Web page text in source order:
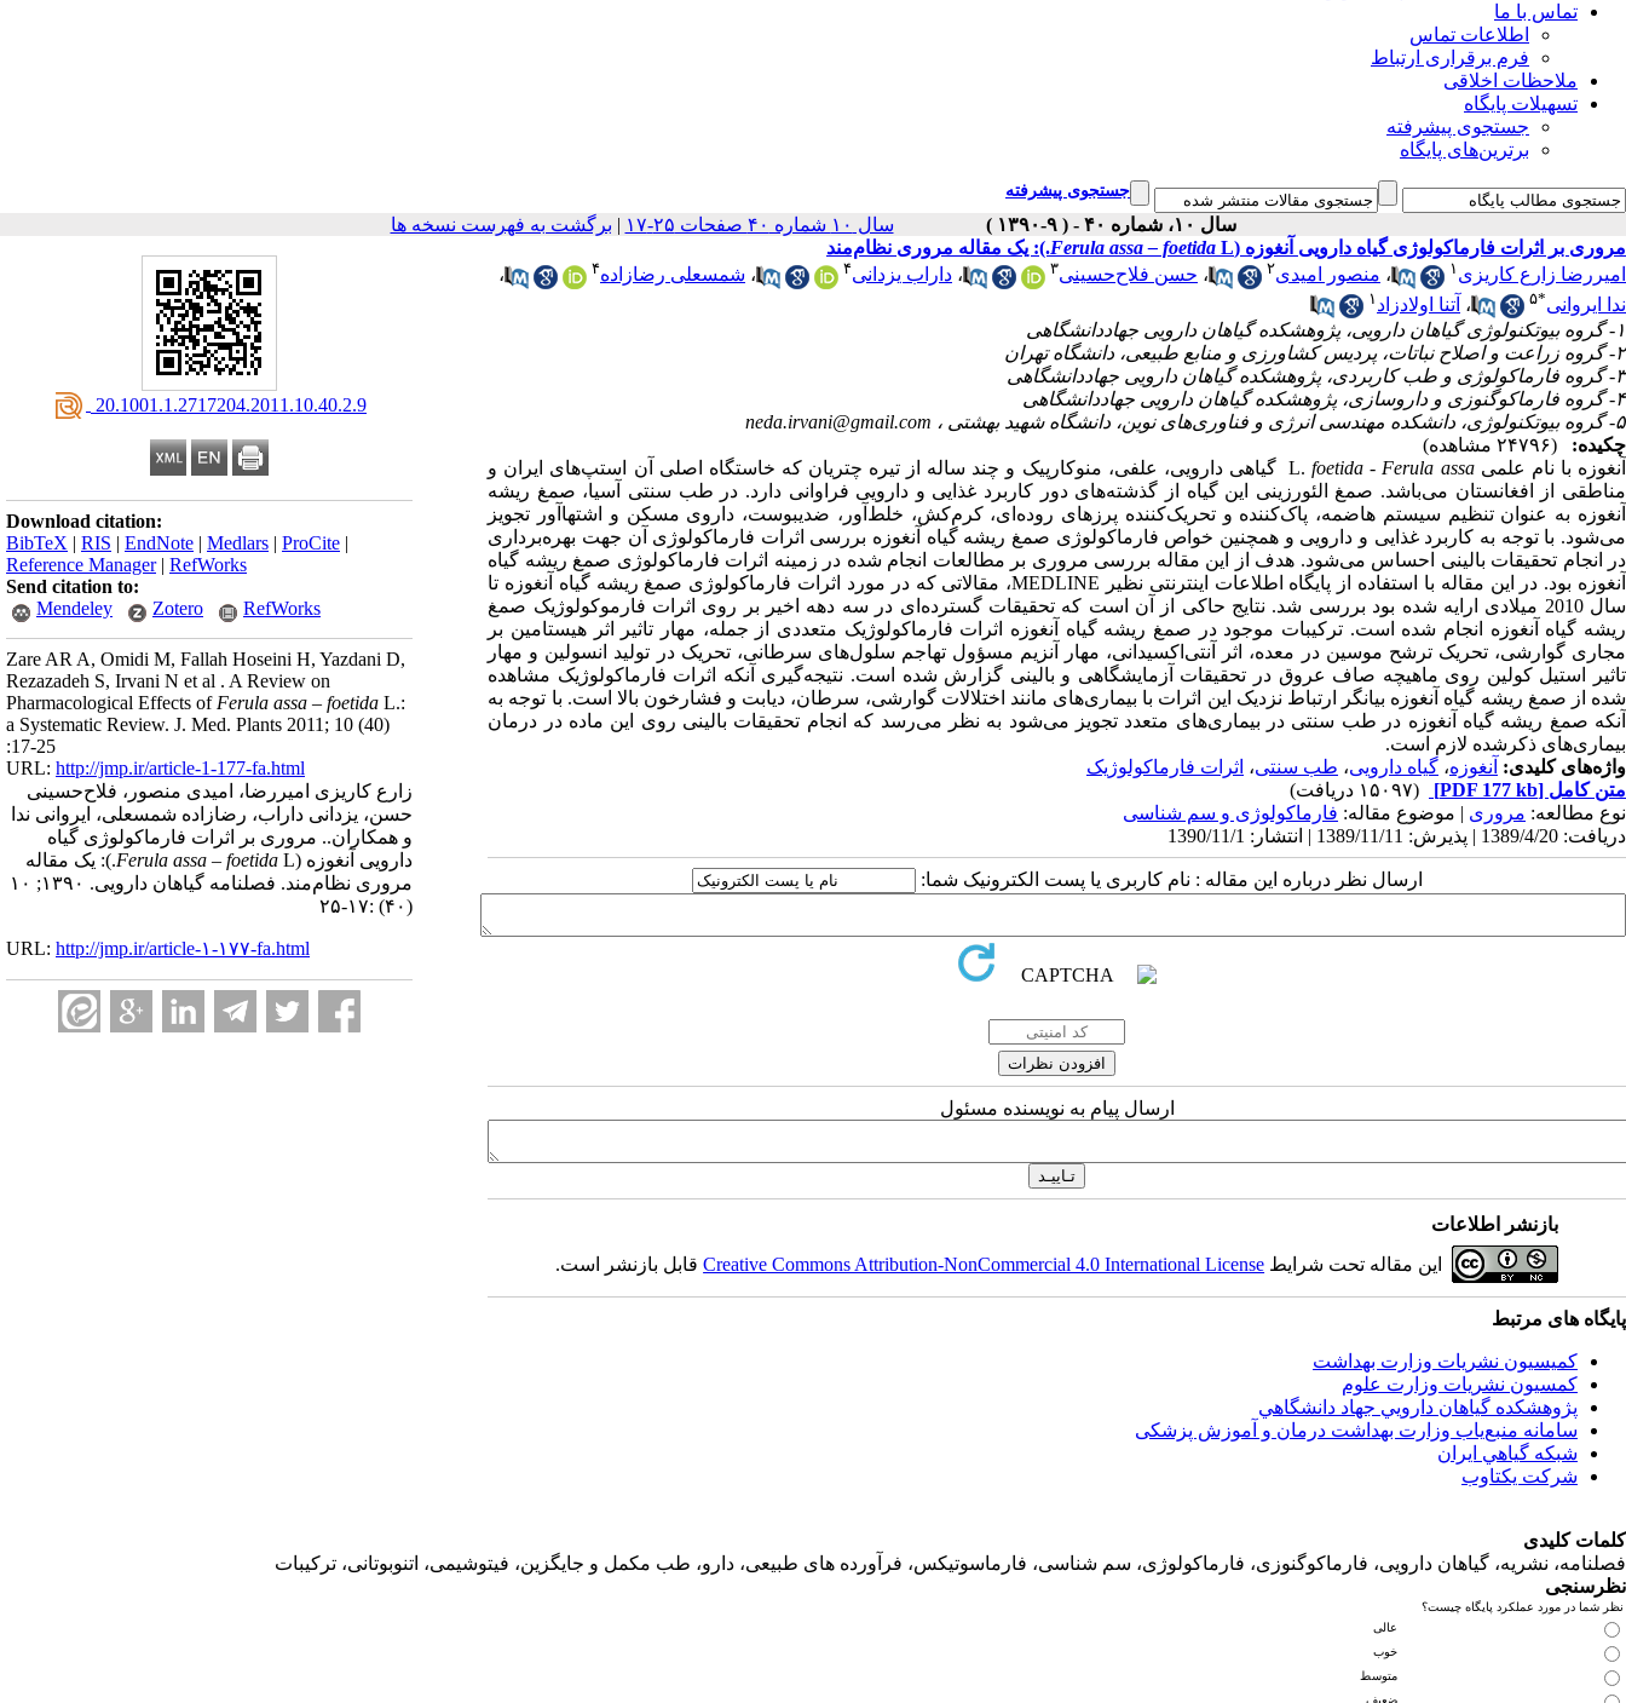
تماس با ما
اطلاعات تماس
فرم برقراری ارتباط
ملاحظات اخلاقی
تسهیلات پایگاه
جستجوی پیشرفته
برترین‌های پایگاه
جستجوی پیشرفته
سال ۱۰، شماره ۴۰ - ( ۹-۱۳۹۰ ) سال ۱۰ شماره ۴۰ صفحات ۲۵-۱۷ | برگشت به فهرست نسخه ها
‎ 20.1001.1.2717204.2011.10.40.2.9
Download citation:
BibTeX | RIS | EndNote | Medlars | ProCite |
Reference Manager| RefWorks
Send citation to:
Mendeley
Zotero RefWorks
Zare AR A, Omidi M, Fallah Hoseini H, Yazdani D,
Rezazadeh S, Irvani N et al . A Review on
Pharmacological Effects of Ferula assa – foetida L.:
a Systematic Review. J. Med. Plants 2011; 10 (40)
:17-25
URL: http://jmp.ir/article-1-177-fa.html
زارع کاریزی امیر‌رضا، امیدی منصور، فلاح‌حسینی
حسن، یزدانی داراب، رضازاده شمسعلی، ایروانی ندا
و همکاران.. مروری بر اثرات فارماکولوژی گیاه
دارویی آنغوزه (
Ferula assa – foetidaL.): یک مقاله
مروری نظام‌مند. فصلنامه گياهان دارویی. ۱۳۹۰; ۱۰
(۴۰) :۱۷-۲۵
URL: http://jmp.ir/article-۱-۱۷۷-fa.html
مروری بر اثرات فارماکولوژی گیاه دارویی آنغوزه ( Ferula assa – foetida L.): یک مقاله مروری نظام‌مند
امیر‌رضا زارع کاریزی ۱ ، منصور امیدی۲ ، حسن فلاح‌حسینی۳ ، داراب یزدانی۴ ، شمسعلی رضازاده۴
،
ندا ایروانی*۵ ، آتنا اولاد‌زاد ۱
۱- گروه بیوتکنولوژی گیاهان دارویی، پژوهشکده گیاهان دارویی جهاد‌دانشگاهی
۲- گروه زراعت و اصلاح نباتات، پردیس کشاورزی و منابع طبیعی، دانشگاه تهران
۳- گروه فارماکولوژی و طب کاربردی، پژوهشکده گیاهان دارویی جهاد‌دانشگاهی
۴- گروه فارماکوگنوزی و داروسازی، پژوهشکده گیاهان دارویی جهاد‌دانشگاهی
۵- گروه بیوتکنولوژی، دانشکده مهندسی انرژی و فناوری‌های نوین، دانشگاه شهید بهشتی ،
neda.irvani@gmail.com
چکیده:
(۲۴۷۹۶ مشاهده)
آنغوزه با نام علمی L.
foetida - Ferula assa
گیاهی دارویی، علفی، منوکارپیک و چند ساله از تیره چتریان که خاستگاه اصلی آن استپ‌های ایران و
مناطقی از افغانستان می‌باشد. صمغ الئورزینی این گیاه از گذشته‌های دور کاربرد غذایی و دارویی فراوانی دارد. در طب سنتی آسیا، صمغ ریشه
آنغوزه به عنوان تنظیم سیستم هاضمه، پاک‌کننده و تحریک‌کننده پرزهای روده‌ای، ‌کرم‌کش، خلط‌آور، ضد‌یبوست، داروی مسکن و اشتها‌آور تجویز
می‌شود. با توجه به کاربرد غذایی و دارویی و همچنین خواص فارماکولوژی صمغ ریشه گیاه آنغوزه بررسی اثرات فارماکولوژی آن جهت بهره‌برداری
در انجام تحقیقات بالینی احساس می‌شود. هدف از این مقاله بررسی مروری بر مطالعات انجام شده در زمینه اثرات فارماکولوژی صمغ ریشه گیاه
آنغوزه بود. در این مقاله با استفاده از پایگاه اطلاعات اینترنتی نظیر MEDLINE، مقالاتی که در مورد اثرات فارماکولوژی صمغ ریشه گیاه آنغوزه تا
سال 2010 میلادی ارایه شده بود بررسی شد. نتایج حاکی از آن است که تحقیقات گسترده‌ای در سه دهه اخیر بر روی اثرات فارموکولوژیک صمغ
ریشه گیاه آنغوزه انجام شده است. ترکیبات موجود در صمغ ریشه گیاه آنغوزه اثرات فارماکولوژیک متعددی از جمله، مهار تاثیر اثر هیستامین بر
مجاری گوارشی، تحریک ترشح موسین در معده، اثر آنتی‌اکسیدانی، مهار آنزیم مسؤول تهاجم سلول‌های سرطانی، تحریک در تولید انسولین و مهار
تاثیر استیل کولین روی ماهیچه صاف عروق در تحقیقات آزمایشگاهی و بالینی گزارش شده است. نتیجه‌گیری آنکه اثرات فارماکولوژیک مشاهده
شده از صمغ ریشه گیاه آنغوزه بیانگر ارتباط نزدیک این اثرات با بیماری‌های مانند اختلالات گوارشی، سرطان، دیابت و فشارخون بالا است. با توجه به
آنکه صمغ ریشه گیاه آنغوزه در طب سنتی در بیماری‌های متعدد تجویز می‌شود به نظر می‌رسد که انجام تحقیقات بالینی روی این ماده در درمان
بیماری‌های ذکرشده لازم است.
واژه‌های کلیدی: آنغوزه، گیاه دارویی، طب سنتی، اثرات فارماکولوژیک
متن کامل [PDF 177 kb]
(۱۵۰۹۷ دریافت)
نوع مطالعه: مروری | موضوع مقاله: فارماكولوژی و سم شناسی
دریافت: 1389/4/20 | پذیرش: 1389/11/11 | انتشار: 1390/11/1
ارسال نظر درباره این مقاله : نام کاربری یا پست الکترونیک شما:
ارسال پیام به نویسنده مسئول
بازنشر اطلاعات
این مقاله تحت شرایط Creative Commons Attribution-NonCommercial 4.0 International Licenseقابل بازنشر است.
پایگاه های مرتبط
کمیسیون نشریات وزارت بهداشت
کمسیون نشریات وزارت علوم
پژوهشكده گياهان دارويي جهاد دانشگاهي
سامانه منبع‌ياب وزارت بهداشت درمان و آموزش پزشکی
شبكه گياهي ايران
شرکت یکتاوب
کلمات کلیدی
فصلنامه، نشریه، گیاهان دارویی، فارماکوگنوزی، فارماکولوژی، سم شناسی، فارماسوتیکس، فرآورده های طبیعی، دارو، طب مکمل و جایگزین، فیتوشیمی، اتنوبوتانی، ترکیبات
نظرسنجی
نظر شما در مورد عملکرد پایگاه چیست؟
عالی
خوب
متوسط